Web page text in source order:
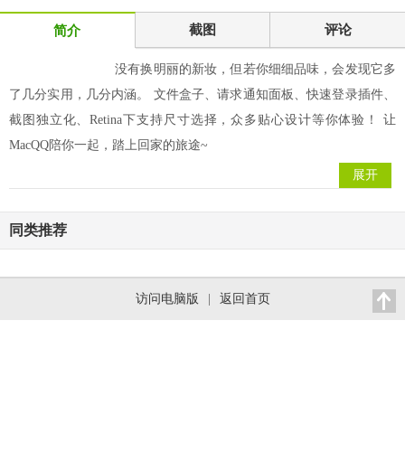
简介 截图 评论
没有换明丽的新妆，但若你细细品味，会发现它多
了几分实用，几分内涵。 文件盒子、请求通知面板、快速登录插件、
截图独立化、Retina下支持尺寸选择，众多贴心设计等你体验！ 让
MacQQ陪你一起，踏上回家的旅途~
展开
同类推荐
访问电脑版 返回首页